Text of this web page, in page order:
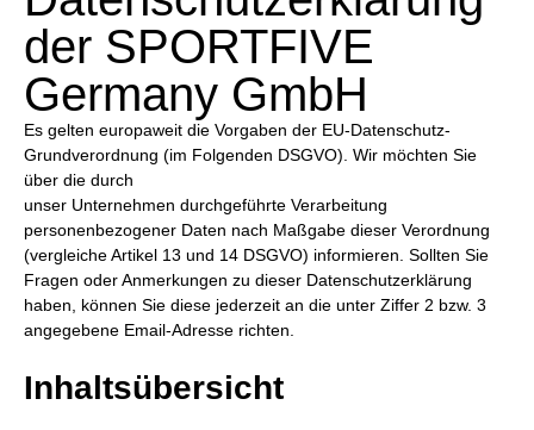
der SPORTFIVE
Germany GmbH
Es gelten europaweit die Vorgaben der EU-Datenschutz-
Grundverordnung (im Folgenden DSGVO). Wir möchten Sie
über die durch
unser Unternehmen durchgeführte Verarbeitung
personenbezogener Daten nach Maßgabe dieser Verordnung
(vergleiche Artikel 13 und 14 DSGVO) informieren. Sollten Sie
Fragen oder Anmerkungen zu dieser Datenschutzerklärung
haben, können Sie diese jederzeit an die unter Ziffer 2 bzw. 3
angegebene Email-Adresse richten.
Inhaltsübersicht